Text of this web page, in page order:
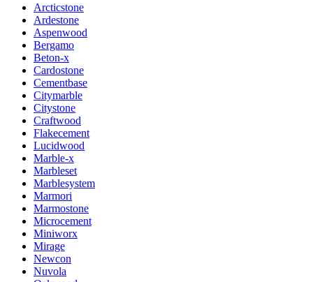
Arcticstone
Ardestone
Aspenwood
Bergamo
Beton-x
Cardostone
Cementbase
Citymarble
Citystone
Craftwood
Flakecement
Lucidwood
Marble-x
Marbleset
Marblesystem
Marmori
Marmostone
Microcement
Miniworx
Mirage
Newcon
Nuvola